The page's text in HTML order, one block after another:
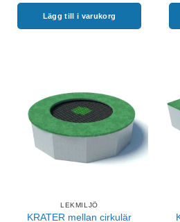
Lägg till i varukorg
LEKMILJÖ
KRATER mellan cirkulär